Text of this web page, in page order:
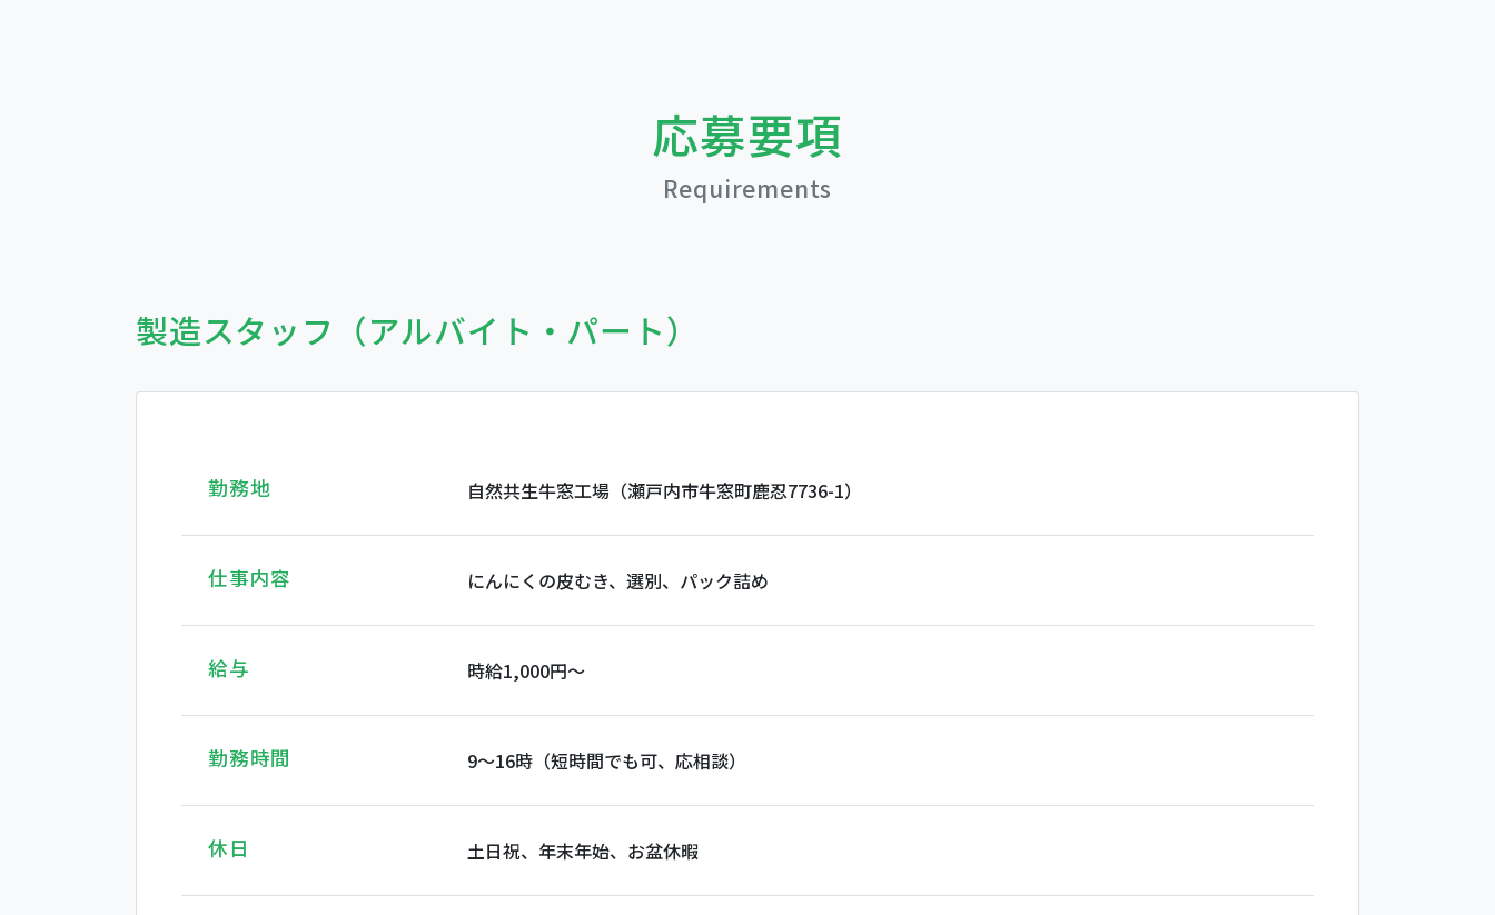
応募要項
Requirements
製造スタッフ（アルバイト・パート）
勤務地 自然共生牛窓工場（瀬戸内市牛窓町鹿忍7736-1）
仕事内容 にんにくの皮むき、選別、パック詰め
給与 時給1,000円～
勤務時間 9～16時（短時間でも可、応相談）
休日 土日祝、年末年始、お盆休暇